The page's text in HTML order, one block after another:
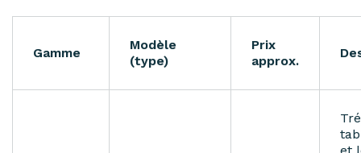
Gamme
Modèle
(type)
Prix
approx.
et